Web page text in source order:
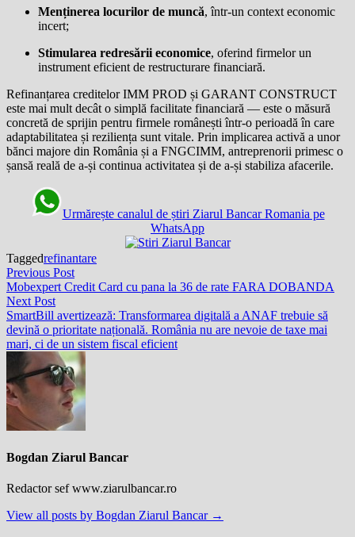
Menținerea locurilor de muncă, într-un context economic
incert;
Stimularea redresării economice, oferind firmelor un
instrument eficient de restructurare financiară.
Refinanțarea creditelor IMM PROD și GARANT CONSTRUCT
este mai mult decât o simplă facilitate financiară — este o măsură
concretă de sprijin pentru firmele românești într-o perioadă în care
adaptabilitatea și reziliența sunt vitale. Prin implicarea activă a unor
bănci majore din România și a FNGCIMM, antreprenorii primesc o
șansă reală de a-și continua activitatea și de a-și stabiliza afacerile.
Urmărește canalul de știri Ziarul Bancar Romania pe
WhatsApp
Taggedrefinantare
Post
navigation
Previous PostPrevious
post:
Mobexpert Credit Card cu pana la 36 de rate FARA DOBANDA
Next PostNext
post:
SmartBill avertizează: Transformarea digitală a ANAF trebuie să
devină o prioritate națională. România nu are nevoie de taxe mai
mari, ci de un sistem fiscal eficient
Bogdan Ziarul Bancar
Redactor sef www.ziarulbancar.ro
View all posts by Bogdan Ziarul Bancar →